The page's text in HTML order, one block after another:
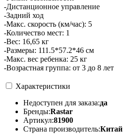
-Дистанционное управление
-Задний ход
-Макс. скорость (км/час): 5
-Количество мест: 1
-Вес: 16,65 кг
-Размеры: 111.5*57.2*46 см
-Макс. вес ребенка: 25 кг
-Возрастная группа: от 3 до 8 лет
Характеристики
Недоступен для заказа:да
Бренды:Rastar
Артикул:81900
Страна производитель:Китай